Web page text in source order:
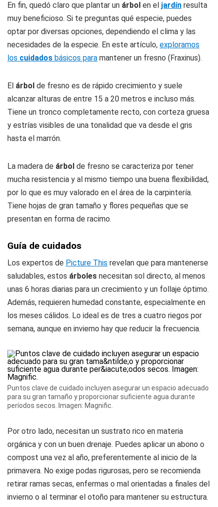
En fin, quedó claro que plantar un árbol en el jardín resulta
muy beneficioso. Si te preguntas qué especie, puedes
optar por diversas opciones, dependiendo el clima y las
necesidades de la especie. En este artículo, exploramos
los cuidados básicos para mantener un fresno (Fraxinus).
El árbol de fresno es de rápido crecimiento y suele
alcanzar alturas de entre 15 a 20 metros e incluso más.
Tiene un tronco completamente recto, con corteza gruesa
y estrías visibles de una tonalidad que va desde el gris
hasta el marrón.
La madera de árbol de fresno se caracteriza por tener
mucha resistencia y al mismo tiempo una buena flexibilidad,
por lo que es muy valorado en el área de la carpintería.
Tiene hojas de gran tamaño y flores pequeñas que se
presentan en forma de racimo.
Guía de cuidados
Los expertos de Picture This revelan que para mantenerse
saludables, estos árboles necesitan sol directo, al menos
unas 6 horas diarias para un crecimiento y un follaje óptimo.
Además, requieren humedad constante, especialmente en
los meses cálidos. Lo ideal es de tres a cuatro riegos por
semana, aunque en invierno hay que reducir la frecuencia.
Puntos clave de cuidado incluyen asegurar un espacio adecuado
para su gran tamaño y proporcionar suficiente agua durante
períodos secos. Imagen: Magnific.
Por otro lado, necesitan un sustrato rico en materia
orgánica y con un buen drenaje. Puedes aplicar un abono o
compost una vez al año, preferentemente al inicio de la
primavera. No exige podas rigurosas, pero se recomienda
retirar ramas secas, enfermas o mal orientadas a finales del
invierno o al terminar el otoño para mantener su estructura.